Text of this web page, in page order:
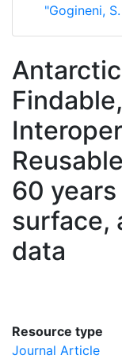
"Gogineni, S.
60
surface,
data
Resource type
Journal Article